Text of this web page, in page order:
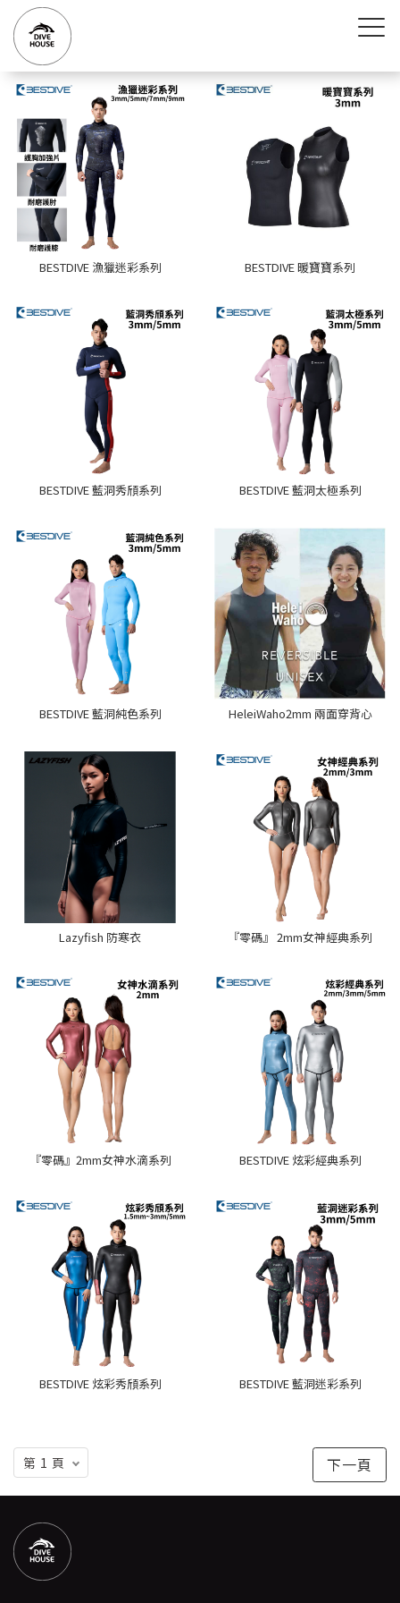
BESTDIVE 漁獵迷彩系列 BESTDIVE 暖寶寶系列
BESTDIVE 藍洞秀頎系列 BESTDIVE 藍洞太極系列
BESTDIVE 藍洞純色系列 HeleiWaho2mm 兩面穿背心
Lazyfish 防寒衣 『零碼』 2mm女神經典系列
『零碼』2mm女神水滴系列 BESTDIVE 炫彩經典系列
BESTDIVE 炫彩秀頎系列 BESTDIVE 藍洞迷彩系列
下一頁